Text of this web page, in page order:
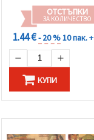
ОТСТЪПКИ
ЗА КОЛИЧЕСТВО
1.44 €- 20 %10 пак. +
КУПИ